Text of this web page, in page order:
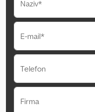
Naziv*
E-mail*
Telefon
Firma